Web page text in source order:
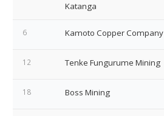
Katanga
6 Kamoto Copper Company
12 Tenke Fungurume Mining
18 Boss Mining